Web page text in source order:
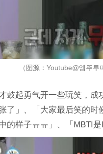
（图源：Youtube@엠뚜
鼓起勇气开一些玩笑，
了」、「大家最后笑的
的样子ㅠㅠ」、「MBTI是I